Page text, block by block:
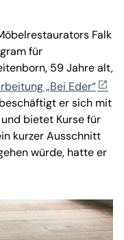
Falk
für
59 Jahre alt,
„Bei Eder“
er sich mit
bietet Kurse für
kurzer Ausschnitt
würde, hatte er